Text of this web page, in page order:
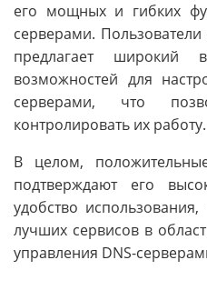
его мощных и гибких
серверами.
предлагает широкий
возможностей для
серверами, что
контролировать их работу.
В целом,
подтверждают его
удобство
лучших сервисов в
управления DNS-